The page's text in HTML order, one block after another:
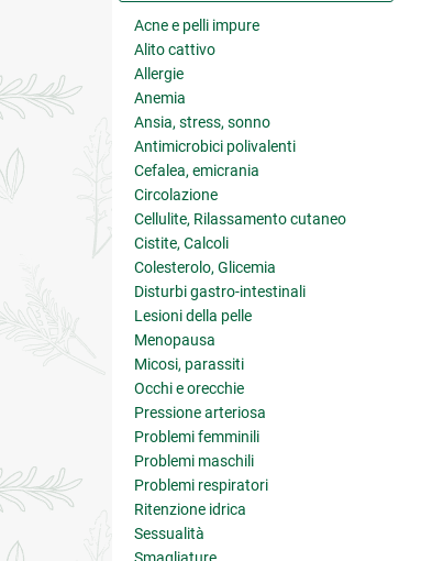
Acne e pelli impure
Alito cattivo
Allergie
Anemia
Ansia, stress, sonno
Antimicrobici polivalenti
Cefalea, emicrania
Circolazione
Cellulite, Rilassamento cutaneo
Cistite, Calcoli
Colesterolo, Glicemia
Disturbi gastro-intestinali
Lesioni della pelle
Menopausa
Micosi, parassiti
Occhi e orecchie
Pressione arteriosa
Problemi femminili
Problemi maschili
Problemi respiratori
Ritenzione idrica
Sessualità